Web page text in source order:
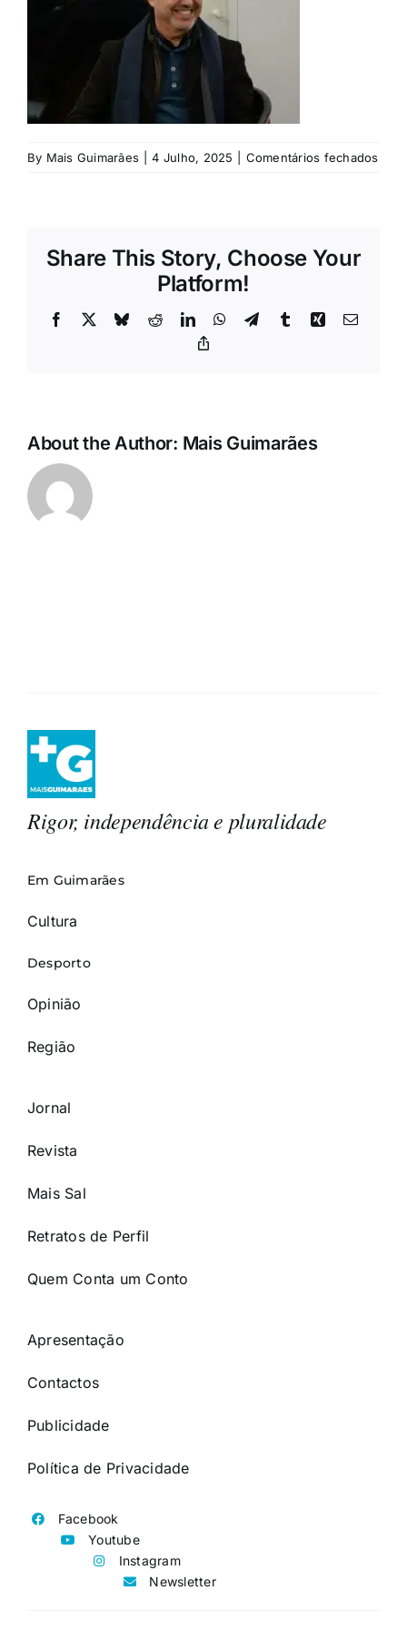
Rubricas
Revista
By Mais Guimarães 4 Julho, 2025 Comentários fechadosem
Share This Story, Choose Your
Platform!
Facebook BlueskyRedditLinkedInWhatsApp
TelegramTumblrXing Email
About the Author: Mais Guimarães
Rigor, independência e pluralidade
Em Guimarães
Cultura
Desporto
Opinião
Região
Jornal
Revista
Mais Sal
Retratos de Perfil
Quem Conta um Conto
Apresentação
Contactos
Publicidade
Política de Privacidade
Facebook
Youtube
Instagram
Newsletter